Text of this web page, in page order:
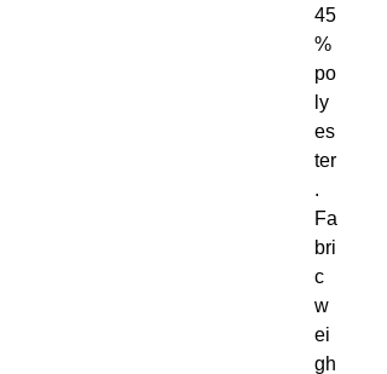
45
%
po
ly
es
ter
.
Fa
bri
c
w
ei
gh